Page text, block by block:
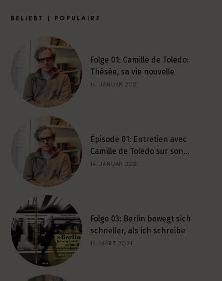
BELIEBT | POPULAIRE
Folge 01: Camille de Toledo:
Thésée, sa vie nouvelle
14. JANUAR 2021
Épisode 01: Entretien avec
Camille de Toledo sur son…
14. JANUAR 2021
Folge 03: Berlin bewegt sich
schneller, als ich schreibe
14. MÄRZ 2021